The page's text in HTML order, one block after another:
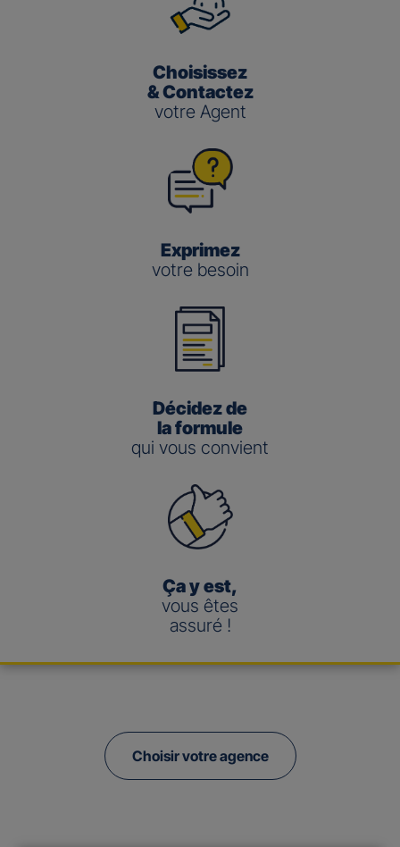
Choisissez
& Contactez
votre Agent
Exprimez
votre besoin
Décidez de
la formule
qui vous convient
Ça y est,
vous êtes
assuré !
Choisir votre agence